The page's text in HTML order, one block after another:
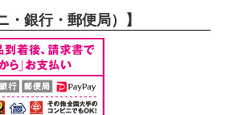
・銀行・郵便局）】